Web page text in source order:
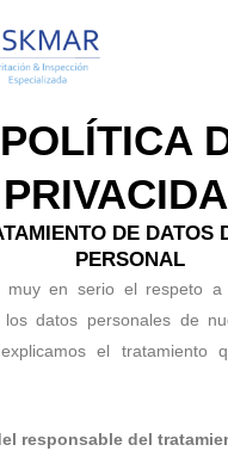
POLÍTICA
DE DATOS
PERSONAL
muy en serio el respeto
datos personales de
el tratamiento
responsable del